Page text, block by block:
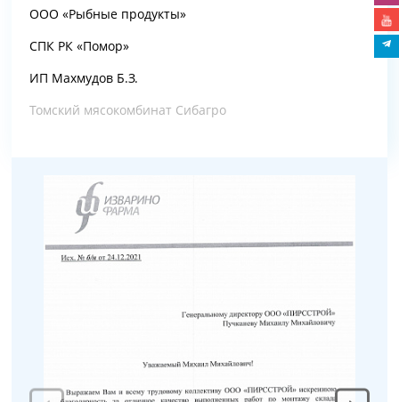
ООО «Рыбные продукты»
СПК РК «Помор»
ИП Махмудов Б.З.
Томский мясокомбинат Сибагро